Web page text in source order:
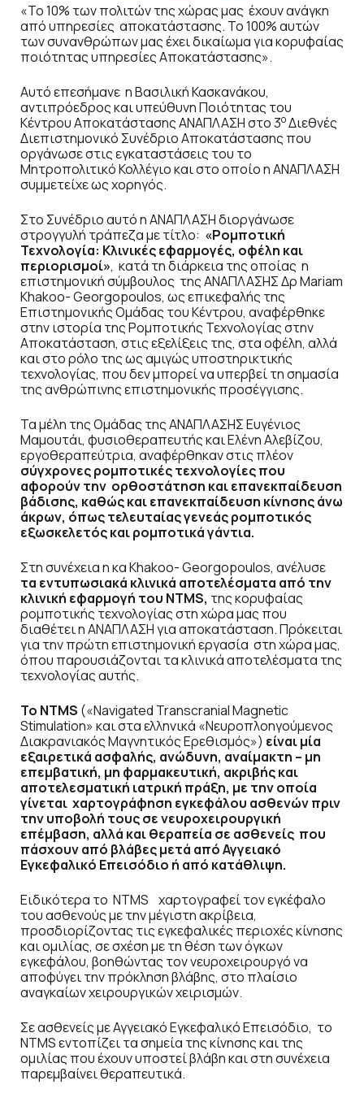
«Το 10% των πολιτών της χώρας μας έχουν ανάγκη
από υπηρεσίες αποκατάστασης. Το 100% αυτών
των συνανθρώπων μας έχει δικαίωμα για κορυφαίας
ποιότητας υπηρεσίες Αποκατάστασης».
Αυτό επεσήμανε η Βασιλική Κασκανάκου,
αντιπρόεδρος και υπεύθυνη Ποιότητας του
Κέντρου Αποκατάστασης ΑΝΑΠΛΑΣΗ στο 3οΔιεθνές
Διεπιστημονικό Συνέδριο Αποκατάστασης που
οργάνωσε στις εγκαταστάσεις του το
Μητροπολιτικό Κολλέγιο και στο οποίο η ΑΝΑΠΛΑΣΗ
συμμετείχε ως χορηγός.
Στο Συνέδριο αυτό η ΑΝΑΠΛΑΣΗ διοργάνωσε
στρογγυλή τράπεζα με τίτλο: «Ρομποτική
Τεχνολογία: Κλινικές εφαρμογές, οφέλη και
περιορισμοί», κατά τη διάρκεια της οποίας η
επιστημονική σύμβουλος της ΑΝΑΠΛΑΣΗΣ Δρ Mariam
Khakoo- Georgopoulos, ως επικεφαλής της
Επιστημονικής Ομάδας του Κέντρου, αναφέρθηκε
στην ιστορία της Ρομποτικής Τεχνολογίας στην
Αποκατάσταση, στις εξελίξεις της, στα οφέλη, αλλά
και στο ρόλο της ως αμιγώς υποστηρικτικής
τεχνολογίας, που δεν μπορεί να υπερβεί τη σημασία
της ανθρώπινης επιστημονικής προσέγγισης.
Τα μέλη της Ομάδας της ΑΝΑΠΛΑΣΗΣ Ευγένιος
Μαμουτάι, φυσιοθεραπευτής και Ελένη Αλεβίζου,
εργοθεραπεύτρια, αναφέρθηκαν στις πλέον
σύγχρονες ρομποτικές τεχνολογίες που
αφορούν την ορθοστάτηση και επανεκπαίδευση
βάδισης, καθώς και επανεκπαίδευση κίνησης άνω
άκρων, όπως τελευταίας γενεάς ρομποτικός
εξωσκελετός και ρομποτικά γάντια.
Στη συνέχεια η κα Khakoo- Georgopoulos, ανέλυσε
τα εντυπωσιακά κλινικά αποτελέσματα από την
κλινική εφαρμογή του NTMS, της κορυφαίας
ρομποτικής τεχνολογίας στη χώρα μας που
διαθέτει η ΑΝΑΠΛΑΣΗ για αποκατάσταση. Πρόκειται
για την πρώτη επιστημονική εργασία στη χώρα μας,
όπου παρουσιάζονται τα κλινικά αποτελέσματα της
τεχνολογίας αυτής.
Το NTMS («Navigated Transcranial Magnetic
Stimulation» και στα ελληνικά «Νευροπλοηγούμενος
Διακρανιακός Μαγνητικός Ερεθισμός») είναι μία
εξαιρετικά ασφαλής, ανώδυνη, αναίμακτη – μη
επεμβατική, μη φαρμακευτική, ακριβής και
αποτελεσματική ιατρική πράξη, με την οποία
γίνεται χαρτογράφηση εγκεφάλου ασθενών πριν
την υποβολή τους σε νευροχειρουργική
επέμβαση, αλλά και θεραπεία σε ασθενείς που
πάσχουν από βλάβες μετά από Αγγειακό
Εγκεφαλικό Επεισόδιο ή από κατάθλιψη.
Ειδικότερα το NTMS χαρτογραφεί τον εγκέφαλο
του ασθενούς με την μέγιστη ακρίβεια,
προσδιορίζοντας τις εγκεφαλικές περιοχές κίνησης
και ομιλίας, σε σχέση με τη θέση των όγκων
εγκεφάλου, βοηθώντας τον νευροχειρουργό να
αποφύγει την πρόκληση βλάβης, στο πλαίσιο
αναγκαίων χειρουργικών χειρισμών.
Σε ασθενείς με Αγγειακό Εγκεφαλικό Επεισόδιο, το
ΝΤΜS εντοπίζει τα σημεία της κίνησης και της
ομιλίας που έχουν υποστεί βλάβη και στη συνέχεια
παρεμβαίνει θεραπευτικά.